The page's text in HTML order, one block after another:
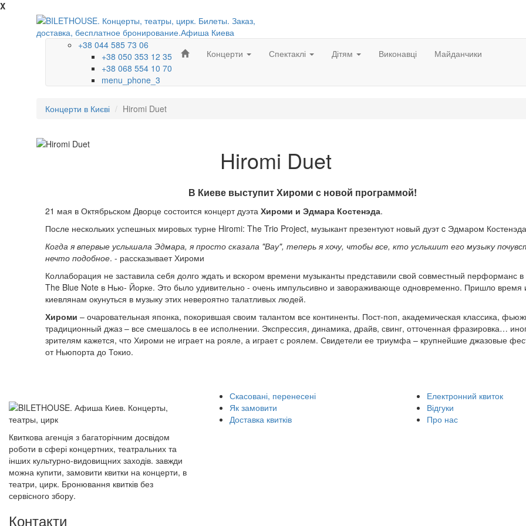
X
+38 044 585 73 06
+38 050 353 12 35
+38 068 554 10 70
menu_phone_3
Концерти Спектаклі Дітям Виконавці Майданчики
Концерти в Києві Hiromi Duet
Hiromi Duet
В Киеве выступит Хироми с новой программой!
21 мая в Октябрьском Дворце состоится концерт дуэта Хироми и Эдмара Костенэда.
После нескольких успешных мировых турне Hiromi: The Trio Project, музыкант презентуют новый дуэт c Эдмаром
Когда я впервые услышала Эдмара, я просто сказала "Вау", теперь я хочу, чтобы все, кто услышит его музыку
нечто подобное. - рассказывает Хироми
Коллаборация не заставила себя долго ждать и вскором времени музыканты представили свой совместный перформанс в
The Blue Note в Нью- Йорке. Это было удивительно - очень импульсивно и завораживающе одновременно. Пришло время
киевлянам окунуться в музыку этих невероятно талатливых людей.
Хироми – очаровательная японка, покорившая своим талантом все континенты. Пост-поп, академическая классика,
традиционный джаз – все смешалось в ее исполнении. Экспрессия, динамика, драйв, свинг, отточенная фразировка…
зрителям кажется, что Хироми не играет на рояле, а играет с роялем. Свидетели ее триумфа – крупнейшие джазовые
от Ньюпорта до Токио.
Квиткова агенція з багаторічним досвідом
роботи в сфері концертних, театральних та
інших культурно-видовищних заходів. завжди
можна купити, замовити квитки на концерти, в
театри, цирк. Бронювання квитків без
сервісного збору.
Контакти
Скасовані, перенесені
Як замовити
Доставка квитків
Електронний квиток
Відгуки
Про нас